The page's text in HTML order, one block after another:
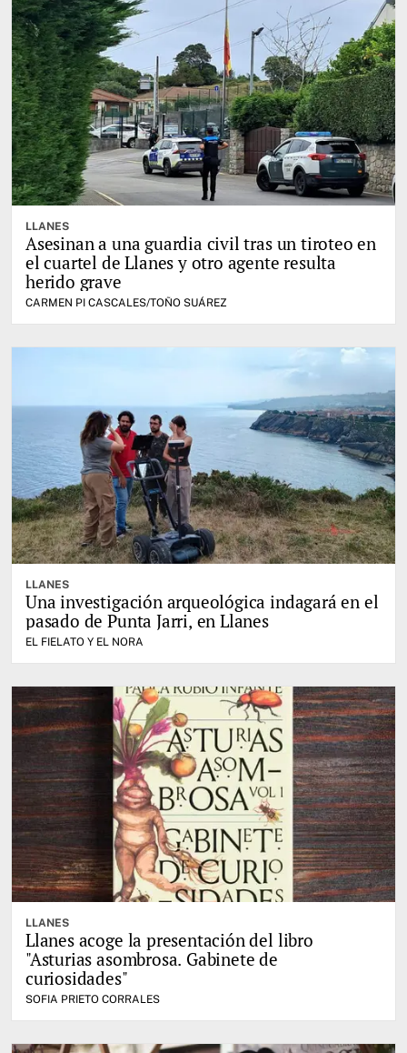
LLANES
Asesinan a una guardia civil tras un tiroteo en
el cuartel de Llanes y otro agente resulta
herido grave
CARMEN PI CASCALES/TOÑO SUÁREZ
LLANES
Una investigación arqueológica indagará en el
pasado de Punta Jarri, en Llanes
EL FIELATO Y EL NORA
LLANES
Llanes acoge la presentación del libro
"Asturias asombrosa. Gabinete de
curiosidades"
SOFIA PRIETO CORRALES